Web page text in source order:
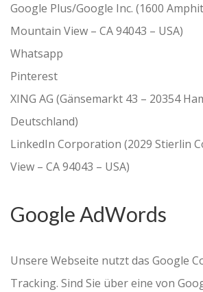
Google Plus/Google Inc. (1600
Mountain View – CA 94043 – USA)
Whatsapp
Pinterest
XING AG (Gänsemarkt 43 – 20354
Deutschland)
LinkedIn Corporation (2029 Stierlin
View – CA 94043 – USA)
Google AdWords
Unsere Webseite nutzt das Google
Tracking. Sind Sie über eine von